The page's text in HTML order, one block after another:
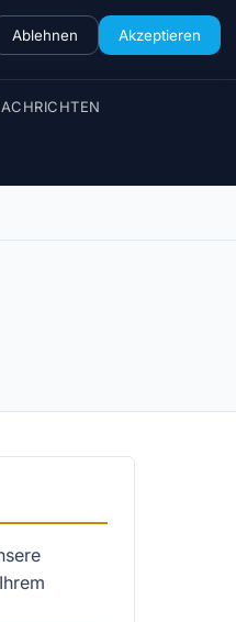
Ablehnen Akzeptieren